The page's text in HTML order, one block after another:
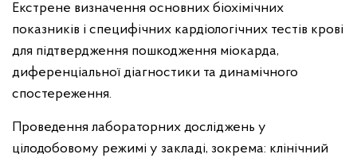
Екстрене визначення основних біохімічних
показників і специфічних кардіологічних тестів крові
для підтвердження пошкодження міокарда,
диференціальної діагностики та динамічного
спостереження.
Проведення лабораторних досліджень у
цілодобовому режимі у закладі, зокрема: клінічний